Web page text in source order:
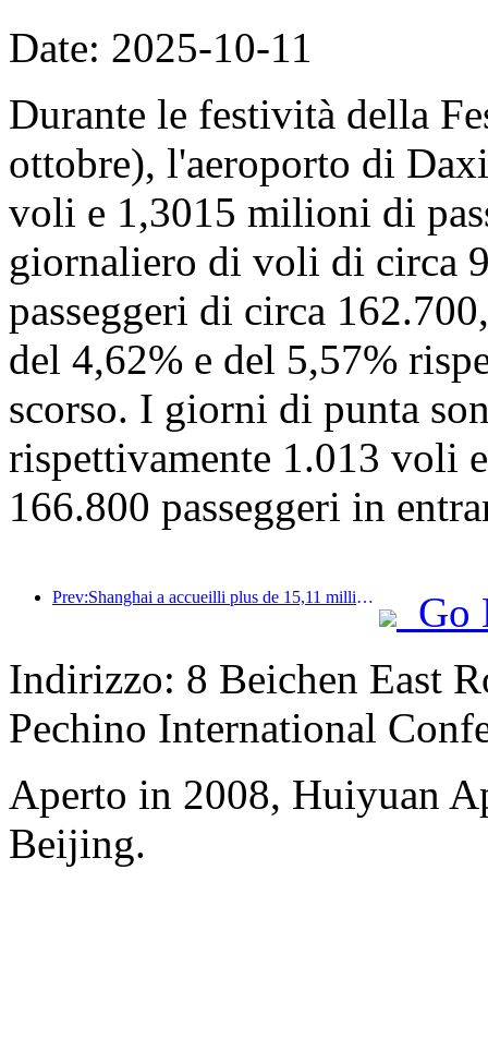
Date: 2025-10-11
Durante le festività della
ottobre), l'aeroporto di
voli e 1,3015 milioni di
giornaliero di voli di circa
passeggeri di circa
del 4,62% e del 5,57%
scorso. I giorni di punta
rispettivamente 1.013 voli
166.800 passeggeri in
Prev:Shanghai a accueilli plus de 15,11 millions de visiteurs au cours des quatre premiers jours des vacances de la mi-automne et de la fête nationale, soit une augmentation de plus de 20 % par rapport à l'année précédente.
Go
Indirizzo: 8 Beichen East
Pechino International
Aperto in 2008, Huiyuan
Beijing.